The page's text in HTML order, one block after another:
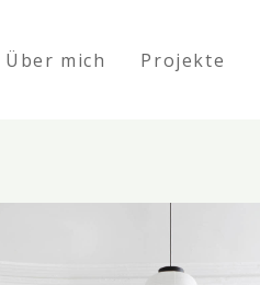
Über mich Projekte